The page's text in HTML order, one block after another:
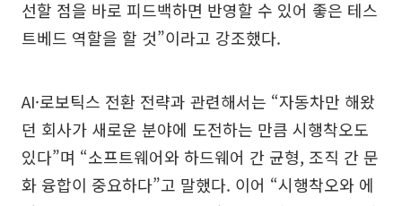
선할 점을 바로 피드백하면 반영할 수 있어 좋은 테스
트베드 역할을 할 것”이라고 강조했다.
AI·로보틱스 전환 전략과 관련해서는 “자동차만 해왔
던 회사가 새로운 분야에 도전하는 만큼 시행착오도
있다”며 “소프트웨어와 하드웨어 간 균형, 조직 간 문
화 융합이 중요하다”고 말했다. 이어 “시행착오와 에